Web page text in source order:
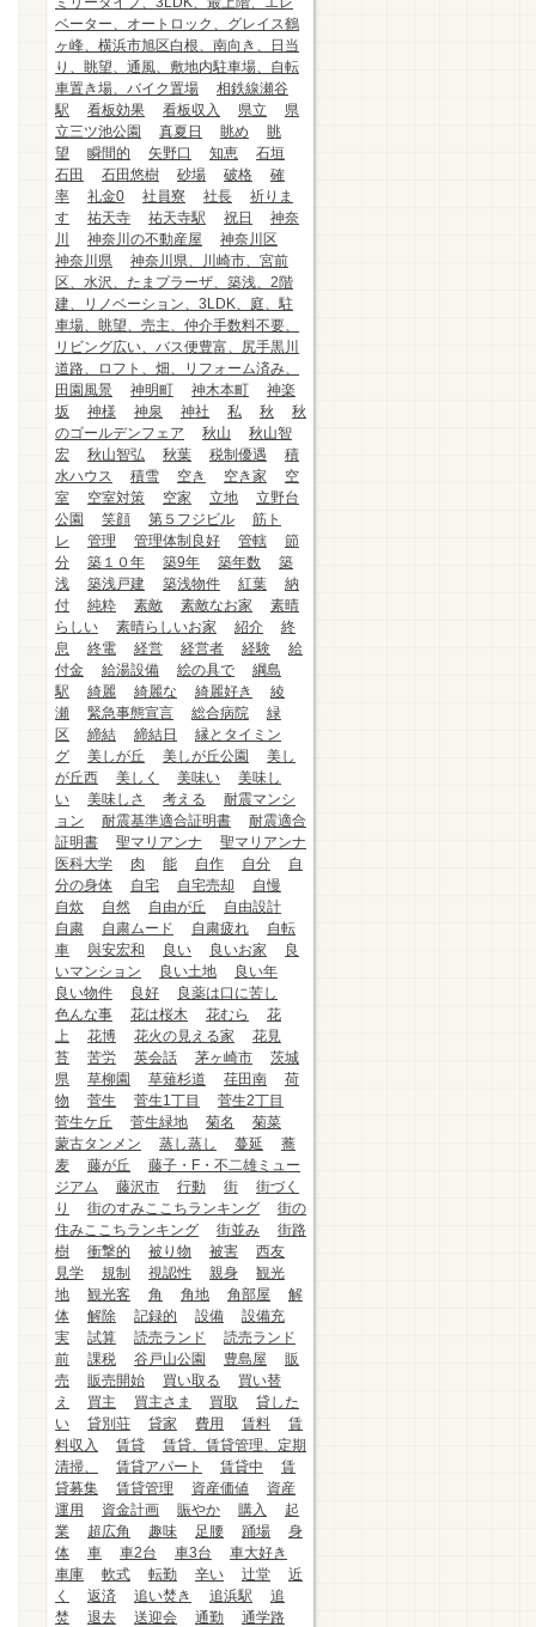
ベーター、オートロック、グレイス鶴
ヶ峰、横浜市旭区白根、南向き、日当
り、眺望、通風、敷地内駐車場、自転
車置き場、バイク置場
相鉄線瀬谷
駅
看板効果 看板収入 県立
県
立三ツ池公園
真夏日 眺め
眺
望
瞬間的 矢野口 知恵
石垣
石田
石田悠樹 砂場 破格
確
率
礼金0 社員寮 社長
祈りま
す
祐天寺 祐天寺駅 祝日
神奈
川
神奈川の不動産屋
神奈川区
神奈川県
神奈川県、川崎市、宮前
区、水沢、たまプラーザ、築浅、2階
建、リノベーション、3LDK、庭、駐
車場、眺望、売主、仲介手数料不要、
リビング広い、バス便豊富、尻手黒川
道路、ロフト、畑、リフォーム済み、
田園風景
神明町 神木本町
神楽
坂
神様 神泉 神社 私 秋
秋
のゴールデンフェア
秋山
秋山智
宏
秋山智弘 秋葉 税制優遇
積
水ハウス
積雪 空き 空き家
空
室
空室対策 空家 立地
立野台
公園
笑顔 第５フジビル
筋ト
レ
管理 管理体制良好 管轄
節
分
築１０年 築9年 築年数
築
浅
築浅戸建 築浅物件 紅葉
納
付
純粋 素敵 素敵なお家
素晴
らしい
素晴らしいお家 紹介
終
息
終電 経営 経営者 経験
給
付金
給湯設備 絵の具で
綱島
駅
綺麗 綺麗な 綺麗好き
綾
瀬
緊急事態宣言 総合病院
緑
区
締結 締結日
縁とタイミン
グ
美しが丘 美しが丘公園
美し
が丘西
美しく 美味い
美味し
い
美味しさ 考える
耐震マンシ
ョン
耐震基準適合証明書
耐震適合
証明書
聖マリアンナ
聖マリアンナ
医科大学
肉 能 自作 自分
自
分の身体
自宅 自宅売却
自慢
自炊
自然 自由が丘
自由設計
自粛
自粛ムード 自粛疲れ
自転
車
與安宏和 良い 良いお家
良
いマンション
良い土地
良い年
良い物件
良好
良薬は口に苦し
色んな事
花は桜木 花むら
花
上
花博 花火の見える家
花見
苔
苦労 英会話 茅ヶ崎市
茨城
県
草柳園 草薙杉道 荏田南
荷
物
菅生 菅生1丁目
菅生2丁目
菅生ケ丘
菅生緑地 菊名
菊菜
蒙古タンメン
蒸し蒸し 蔓延
蕎
麦
藤が丘
藤子・F・不二雄ミュー
ジアム
藤沢市 行動 街
街づく
り
街のすみここちランキング
街の
住みここちランキング
街並み
街路
樹
衝撃的 被り物 被害
西友
見学
規制 視認性 親身
観光
地
観光客 角 角地 角部屋
解
体
解除 記録的 設備
設備充
実
試算 読売ランド
読売ランド
前
課税 谷戸山公園 豊島屋
販
売
販売開始 買い取る
買い替
え
買主 買主さま 買取
貸した
い
貸別荘 貸家 費用 賃料
賃
料収入
賃貸
賃貸、賃貸管理、定期
清掃、
賃貸アパート 賃貸中
賃
貸募集
賃貸管理 資産価値
資産
運用
資金計画 賑やか 購入
起
業
超広角 趣味 足腰 踊場
身
体
車 車2台 車3台
車大好き
車庫
軟式 転勤 辛い 辻堂
近
く
返済 追い焚き 追浜駅
追
焚
退去 送迎会 通勤
通学路